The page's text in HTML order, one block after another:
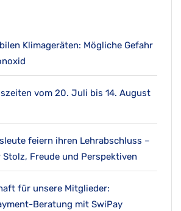
Klimageräten: Mögliche Gefahr
vom 20. Juli bis 14. August
feiern ihren Lehrabschluss –
Freude und Perspektiven
für unsere Mitglieder:
Beratung mit SwiPay